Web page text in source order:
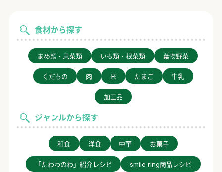
食材から探す
まめ類・果菜類 いも類・根菜類 葉物野菜
くだもの 肉 米 たまご 牛乳
加工品
ジャンルから探す
和食 洋食 中華 お菓子
「たわわのわ」紹介レシピ smile ring商品レシピ